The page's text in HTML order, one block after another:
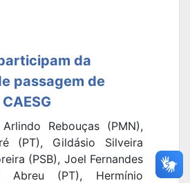
da
passagem de
Rebouças (PMN),
(PT), Gildásio Silveira
(PSB), Joel Fernandes
Abreu (PT), Hermínio